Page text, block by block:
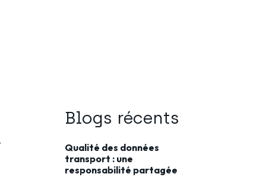
Blogs récents
Qualité des données
transport : une
responsabilité partagée